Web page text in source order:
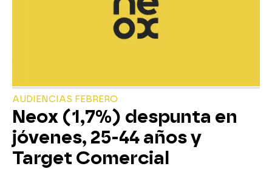
AUDIENCIAS FEBRERO
Neox (1,7%) despunta en
jóvenes, 25-44 años y
Target Comercial